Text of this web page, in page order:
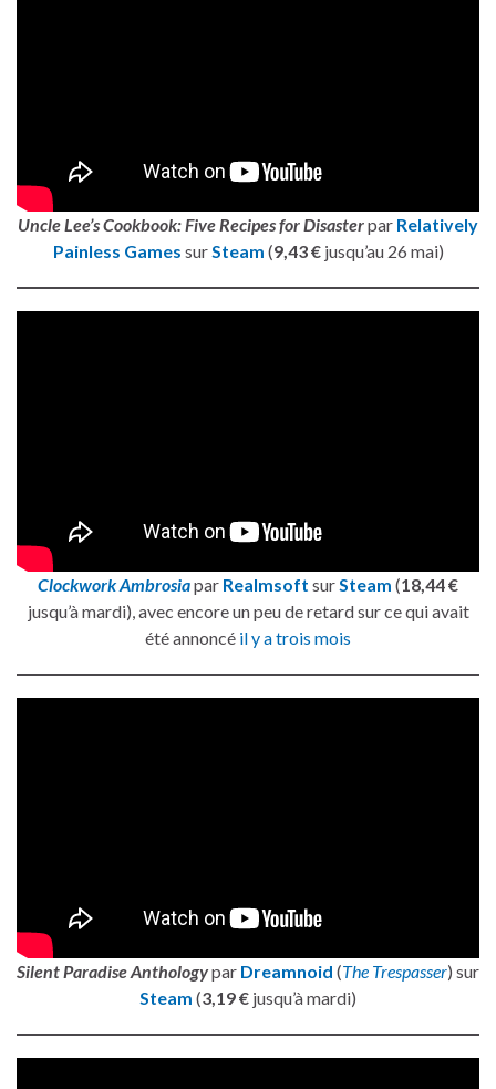
Uncle Lee’s Cookbook: Five Recipes for Disasterpar Relatively
Painless Games surSteam (9,43 €jusqu’au 26 mai)
Clockwork Ambrosiapar Realmsoft surSteam (18,44 €
jusqu’à mardi), avec encore un peu de retard sur ce qui avait
été annoncé il y a trois mois
Silent Paradise Anthologypar Dreamnoid (The Trespasser) sur
Steam (3,19 € jusqu’à mardi)